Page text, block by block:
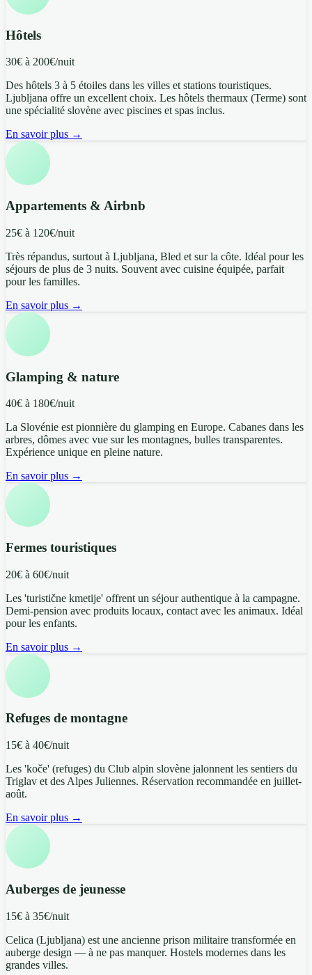
Hôtels
30€ à 200€/nuit
Des hôtels 3 à 5 étoiles dans les villes et stations touristiques.
Ljubljana offre un excellent choix. Les hôtels thermaux (Terme) sont
une spécialité slovène avec piscines et spas inclus.
En savoir plus →
Appartements & Airbnb
25€ à 120€/nuit
Très répandus, surtout à Ljubljana, Bled et sur la côte. Idéal pour les
séjours de plus de 3 nuits. Souvent avec cuisine équipée, parfait
pour les familles.
En savoir plus →
Glamping & nature
40€ à 180€/nuit
La Slovénie est pionnière du glamping en Europe. Cabanes dans les
arbres, dômes avec vue sur les montagnes, bulles transparentes.
Expérience unique en pleine nature.
En savoir plus →
Fermes touristiques
20€ à 60€/nuit
Les 'turistične kmetije' offrent un séjour authentique à la campagne.
Demi-pension avec produits locaux, contact avec les animaux. Idéal
pour les enfants.
En savoir plus →
Refuges de montagne
15€ à 40€/nuit
Les 'koče' (refuges) du Club alpin slovène jalonnent les sentiers du
Triglav et des Alpes Juliennes. Réservation recommandée en juillet-
août.
En savoir plus →
Auberges de jeunesse
15€ à 35€/nuit
Celica (Ljubljana) est une ancienne prison militaire transformée en
auberge design — à ne pas manquer. Hostels modernes dans les
grandes villes.